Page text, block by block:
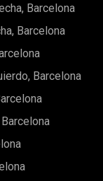
Barcelona
Barcelona
Barcelona